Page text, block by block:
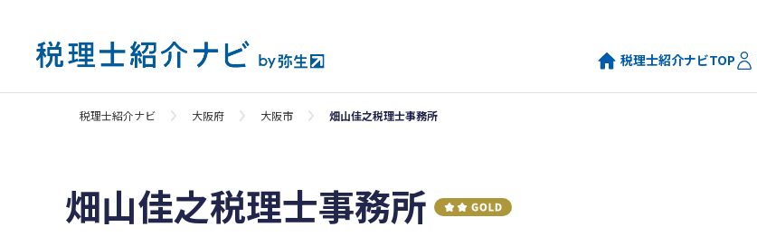
税理士紹介ナビTOP
税理士紹介ナビ 大阪府 大阪市 畑山佳之税理士事務所
畑山佳之税理士事務所